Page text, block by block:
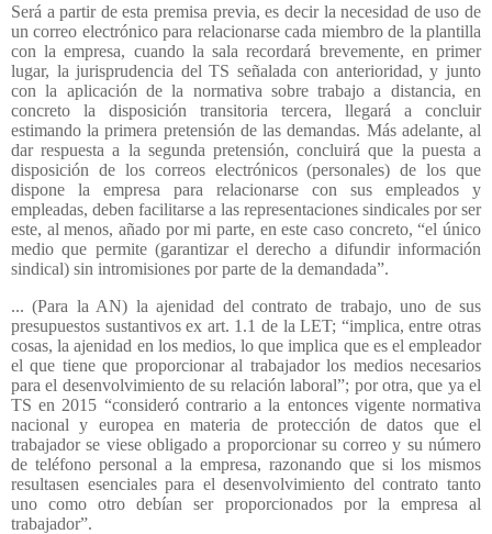
Será a partir de esta premisa previa, es decir la necesidad de uso de
un correo electrónico para relacionarse cada miembro de la plantilla
con la empresa, cuando la sala recordará brevemente, en primer
lugar, la jurisprudencia del TS señalada con anterioridad, y junto
con la aplicación de la normativa sobre trabajo a distancia, en
concreto la disposición transitoria tercera, llegará a concluir
estimando la primera pretensión de las demandas. Más adelante, al
dar respuesta a la segunda pretensión, concluirá que la puesta a
disposición de los correos electrónicos (personales) de los que
dispone la empresa para relacionarse con sus empleados y
empleadas, deben facilitarse a las representaciones sindicales por ser
este, al menos, añado por mi parte, en este caso concreto, “el único
medio que permite (garantizar el derecho a difundir información
sindical) sin intromisiones por parte de la demandada”.
... (Para la AN) la ajenidad del contrato de trabajo, uno de sus
presupuestos sustantivos ex art. 1.1 de la LET; “implica, entre otras
cosas, la ajenidad en los medios, lo que implica que es el empleador
el que tiene que proporcionar al trabajador los medios necesarios
para el desenvolvimiento de su relación laboral”; por otra, que ya el
TS en 2015 “consideró contrario a la entonces vigente normativa
nacional y europea en materia de protección de datos que el
trabajador se viese obligado a proporcionar su correo y su número
de teléfono personal a la empresa, razonando que si los mismos
resultasen esenciales para el desenvolvimiento del contrato tanto
uno como otro debían ser proporcionados por la empresa al
trabajador”.